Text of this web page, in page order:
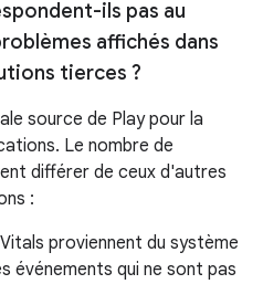
ils pas au
affichés dans
tierces ?
source de Play pour la
Le nombre de
différer de ceux d'autres
:
proviennent du système
événements qui ne sont pas